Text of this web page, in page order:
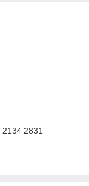
2134 2831